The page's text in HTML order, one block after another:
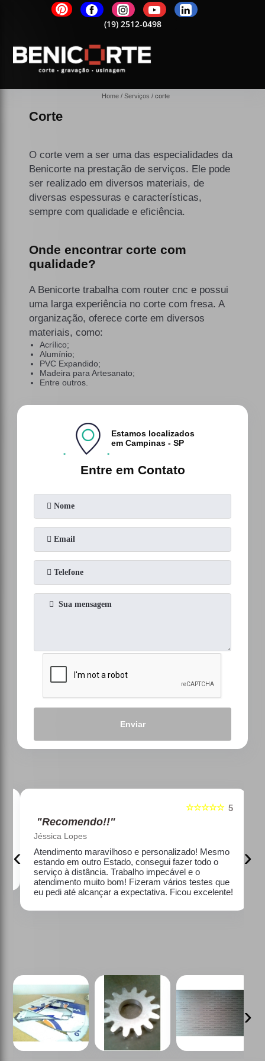
(19) 2512-0498
Home Serviços corte
Corte
O corte vem a ser uma das especialidades da
Benicorte na prestação de serviços. Ele pode
ser realizado em diversos materiais, de
diversas espessuras e características,
sempre com qualidade e eficiência.
Onde encontrar corte com
qualidade?
A Benicorte trabalha com router cnc e possui
uma larga experiência no corte com fresa. A
organização, oferece corte em diversos
materiais, como:
Acrílico;
Alumínio;
PVC Expandido;
Madeira para Artesanato;
Entre outros.
Entre em Contato
Estamos localizados
em Campinas - SP
Enviar
5
☆☆☆☆☆
"Recomendo!!"
Jéssica Lopes
Atendimento maravilhoso e personalizado! Mesmo
estando em outro Estado, consegui fazer todo o
serviço à distância. Trabalho impecável e o
atendimento muito bom! Fizeram vários testes que
eu pedi até alcançar a expectativa. Ficou excelente!
‹ ›
‹ ›